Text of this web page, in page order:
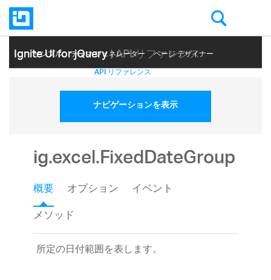
Ignite UI for jQuery| API リファレンス
サンプル テーマ ジェネレーター ページ デザイナー
ヘルプ トピック API リファレンス
ナビゲーションを表示
ig.excel.FixedDateGroup
概要 オプション
イベント
メソッド
所定の日付範囲を表します。